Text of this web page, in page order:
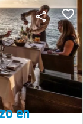
en